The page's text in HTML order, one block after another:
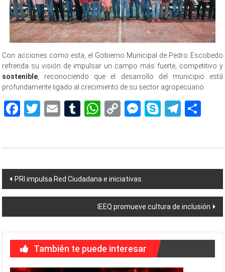
Con acciones como esta, el Gobierno Municipal de Pedro Escobedo
refrenda su visión de impulsar un campo más fuerte, competitivo y
sostenible, reconociendo que el desarrollo del municipio está
profundamente ligado al crecimiento de su sector agropecuario.
Facebook
Twitter
EmailTumblr
WhatsApp
CopyMessenger
Skype
Navegación
de
entradas
PRI impulsa Red Ciudadana e iniciativas
IEEQ promueve cultura de inclusión
También te puede interesar